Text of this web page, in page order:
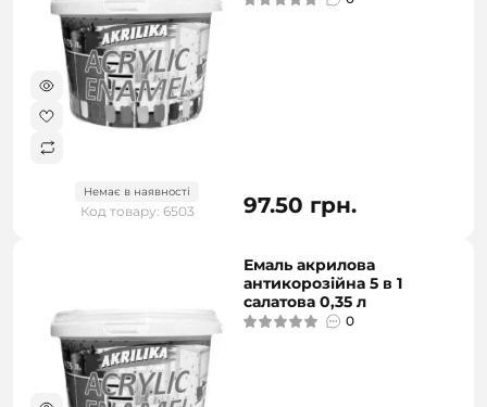
Немає в наявності
Код товару: 6503 97.50 грн.
Емаль акрилова
антикорозійна 5 в 1
салатова 0,35 л
0